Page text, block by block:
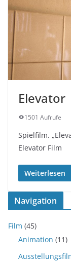
Elevator
1501 Aufrufe
Spielfilm.
Elevator Film
Weiterlesen
Navigation
Film (45)
Animation (11)